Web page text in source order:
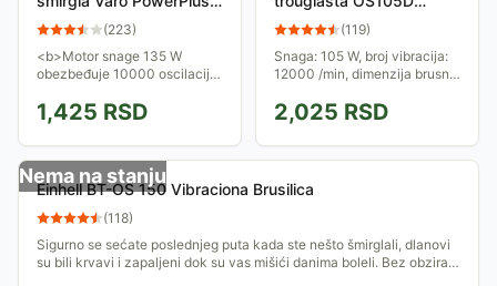
POW 4010
(223)
<b>Motor snage 135 W
obezbeđuje 10000 oscilacija
dužine 187 a širine 90 mm.
</b>
1,425 RSD
130200040
(119)
Snaga: 105 W, broj vibracija:
12000 /min, dimenzija brusne
2,025 RSD
Nema na stanju
Einhell BT-OS 150 Vibraciona Brusilica
(118)
Sigurno se sećate poslednjeg puta kada ste nešto šmirglali, dlanovi
su bili krvavi i zapaljeni dok su vas mišići danima boleli. Bez obzira